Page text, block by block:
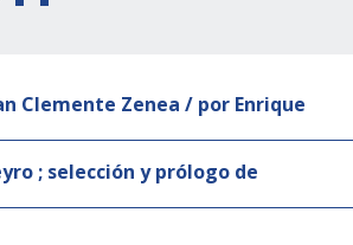
Clemente Zenea / por Enrique
; selección y prólogo de